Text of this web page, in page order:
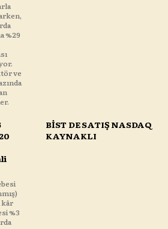
BİST DE SATIŞ NASDAQ
KAYNAKLI